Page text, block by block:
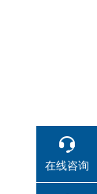
在线咨询